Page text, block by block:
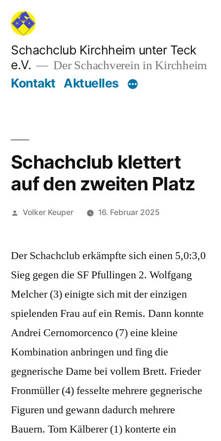
Zum
Inhalt
springen
Schachclub Kirchheim unter Teck
e.V.
Der Schachverein in Kirchheim
Kontakt Aktuelles
Schachclub klettert
auf den zweiten Platz
Veröffentlicht
Volker Keuper 16. Februar 2025
Der Schachclub erkämpfte sich einen 5,0:3,0
Sieg gegen die SF Pfullingen 2. Wolfgang
Melcher (3) einigte sich mit der einzigen
spielenden Frau auf ein Remis. Dann konnte
Andrei Cernomorcenco (7) eine kleine
Kombination anbringen und fing die
gegnerische Dame bei vollem Brett. Frieder
Fronmüller (4) fesselte mehrere gegnerische
Figuren und gewann dadurch mehrere
Bauern. Tom Kälberer (1) konterte ein